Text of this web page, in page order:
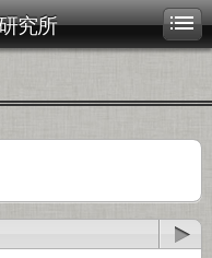
究所